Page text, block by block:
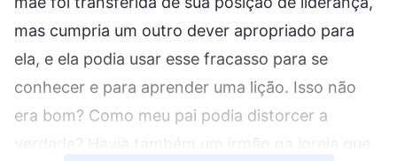
mas cumpria um outro dever apropriado para
ela, e ela podia usar esse fracasso para se
conhecer e para aprender uma lição. Isso não
era bom? Como meu pai podia distorcer a
verdade? Havia também um irmão na igreja que